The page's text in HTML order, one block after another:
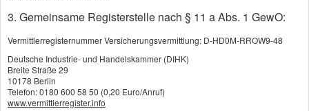
Als Unternehmer, beispielsweise im Baugewerbe,
im Maschinen- oder Anlagenbau kennen Sie die
Situation: Ihr Auftraggeber verlangt von Ihnen
einen Sicherheitseinbehalt, der ihn selbst vor
finanziellem Schaden schützt, falls Sie den Auftrag
3. Gemeinsame Registerstelle nach § 11 a Abs. 1 GewO:
Vermittlerregisternummer Versicherungsvermittlung: D-HD0M-RROW9-48
Deutsche Industrie- und Handelskammer (DIHK)
Breite Straße 29
10178 Berlin
Telefon: 0180 600 58 50 (0,20 Euro/Anruf)
www.vermittlerregister.info